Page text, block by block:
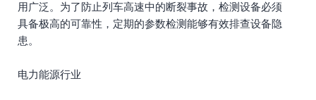
用广泛。为了防止列车高速中的断裂事故，检测设备必须
具备极高的可靠性，定期的参数检测能够有效排查设备隐
患。
电力能源行业